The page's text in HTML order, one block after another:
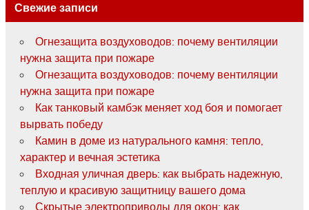
Свежие записи
Огнезащита воздуховодов: почему вентиляции
нужна защита при пожаре
Огнезащита воздуховодов: почему вентиляции
нужна защита при пожаре
Как танковый камбэк меняет ход боя и помогает
вырвать победу
Камин в доме из натурального камня: тепло,
характер и вечная эстетика
Входная уличная дверь: как выбрать надежную,
теплую и красивую защитницу вашего дома
Скрытые электроприводы для окон: как